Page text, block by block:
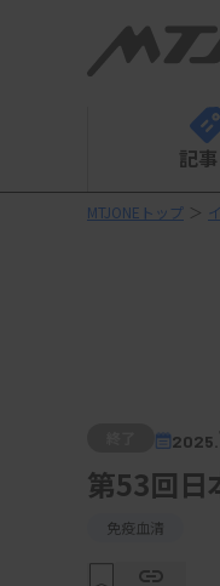
記事
MTJONEトップ ＞
2025.
第53回日
免疫血清